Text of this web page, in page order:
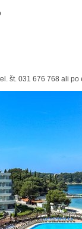
št. 031 676 768 ali po